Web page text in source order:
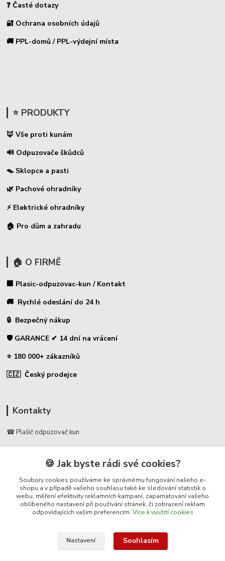
❓ Časté dotazy
🔐 Ochrana osobních údajů
🚚 PPL-domů / PPL-výdejní místa
⭐ PRODUKTY
🦊 Vše proti kunám
🔊 Odpuzovače škůdců
🪤 Sklopce a pasti
🌿 Pachové ohradníky
⚡ Elektrické ohradníky
🏠 Pro dům a zahradu
🏠 O FIRMĚ
🏢 Plasic-odpuzovac-kun / Kontakt
🚚 Rychlé odeslání do 24 h
🔒 Bezpečný nákup
🛡️ GARANCE ✔ 14 dní na vrácení
⭐ 180 000+ zákazníků
🇨🇿 Český prodejce
Kontakty
☎ Plašič odpuzovač kun
📞 728 007 997
⏰ Po-Pá | 7:00 - 13:30 |
info@repulse.cz
🍪 Jak byste rádi své cookies?
Soubory cookies používáme ke správnému fungování našeho e-
shopu a v případě vašeho souhlasu také ke sledování statistik o
webu, měření efektivity reklamních kampaní, zapamatování vašeho
oblíbeného nastavení při používání stránek, či zobrazení reklam
odpovídajících vašim preferencím. Více k využití cookies
Nastavení Souhlasím